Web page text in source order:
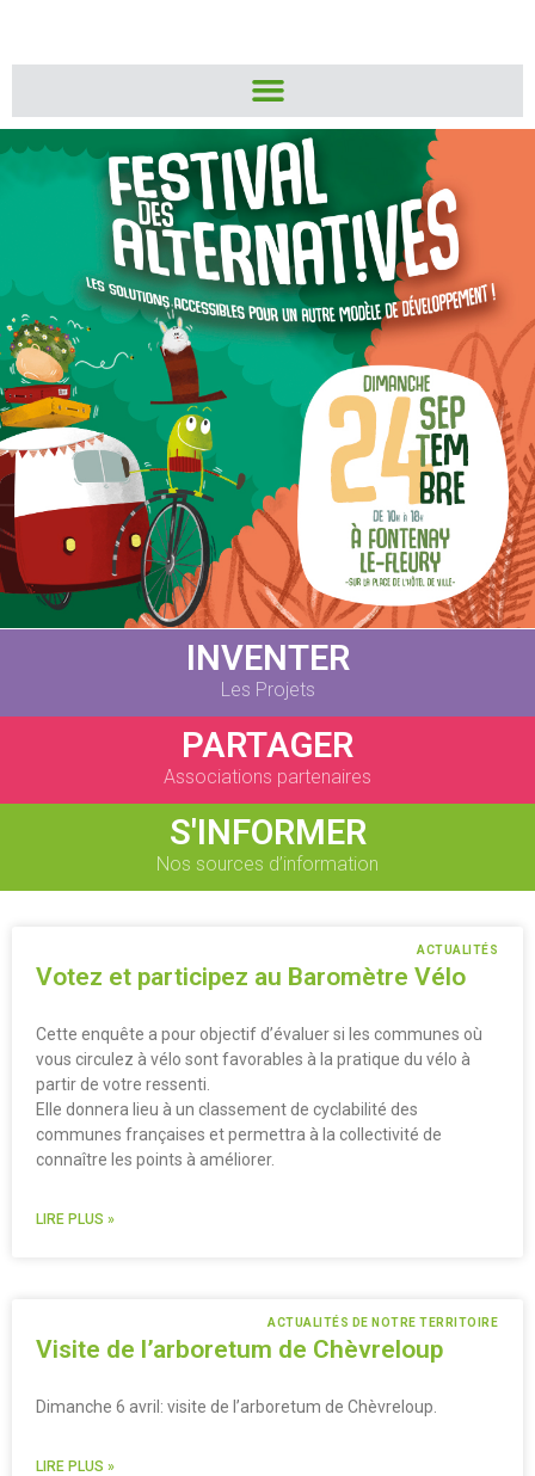
INVENTER
Les Projets
PARTAGER
Associations partenaires
S'INFORMER
Nos sources d’information
ACTUALITÉS
Votez et participez au Baromètre Vélo
Cette enquête a pour objectif d’évaluer si les communes où
vous circulez à vélo sont favorables à la pratique du vélo à
partir de votre ressenti.
Elle donnera lieu à un classement de cyclabilité des
communes françaises et permettra à la collectivité de
connaître les points à améliorer.
LIRE PLUS »
ACTUALITÉS DE NOTRE TERRITOIRE
Visite de l’arboretum de Chèvreloup
Dimanche 6 avril: visite de l’arboretum de Chèvreloup.
LIRE PLUS »